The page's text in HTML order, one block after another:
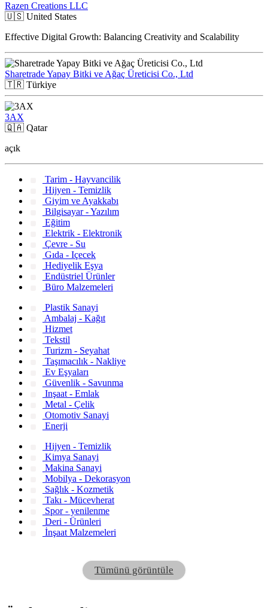
Razen Creations LLC
🇺🇸 United States
Effective Digital Growth: Balancing Creativity and Scalability
Sharetrade Yapay Bitki ve Ağaç Üreticisi Co., Ltd
🇹🇷 Türkiye
3AX
🇶🇦 Qatar
açık
Tarim - Hayvancilik
Hijyen - Temizlik
Giyim ve Ayakkabı
Bilgisayar - Yazılım
Eğitim
Elektrik - Elektronik
Çevre - Su
Gıda - Içecek
Hediyelik Eşya
Endüstriel Ürünler
Büro Malzemeleri
Plastik Sanayi
Ambalaj - Kağıt
Hizmet
Tekstil
Turizm - Seyahat
Taşımacılık - Nakliye
Ev Eşyaları
Güvenlik - Savunma
Inşaat - Emlak
Metal - Çelik
Otomotiv Sanayi
Enerji
Hijyen - Temizlik
Kimya Sanayi
Makina Sanayi
Mobilya - Dekorasyon
Sağlık - Kozmetik
Takı - Mücevherat
Spor - yenilenme
Deri - Ürünleri
İnşaat Malzemeleri
Tümünü görüntüle